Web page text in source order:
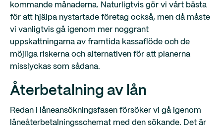
kommande månaderna. Naturligtvis gör vi vårt bästa
för att hjälpa nystartade företag också, men då måste
vi vanligtvis gå igenom mer noggrant
uppskattningarna av framtida kassaflöde och de
möjliga riskerna och alternativen för att planerna
misslyckas som sådana.
Återbetalning av lån
Redan i låneansökningsfasen försöker vi gå igenom
låneåterbetalningsschemat med den sökande. Det är